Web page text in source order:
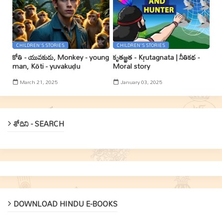
CHILDREN'S STORIES
కోతి - యువకుడు, Monkey - young
man, Kōti - yuvakuḍu
March 21, 2025
CHILDREN'S STORIES
కృతజ్ఞత - Kr̥utagnata | నీతికథ -
Moral story
January 03, 2025
శోదిని - SEARCH
DOWNLOAD HINDU E-BOOKS